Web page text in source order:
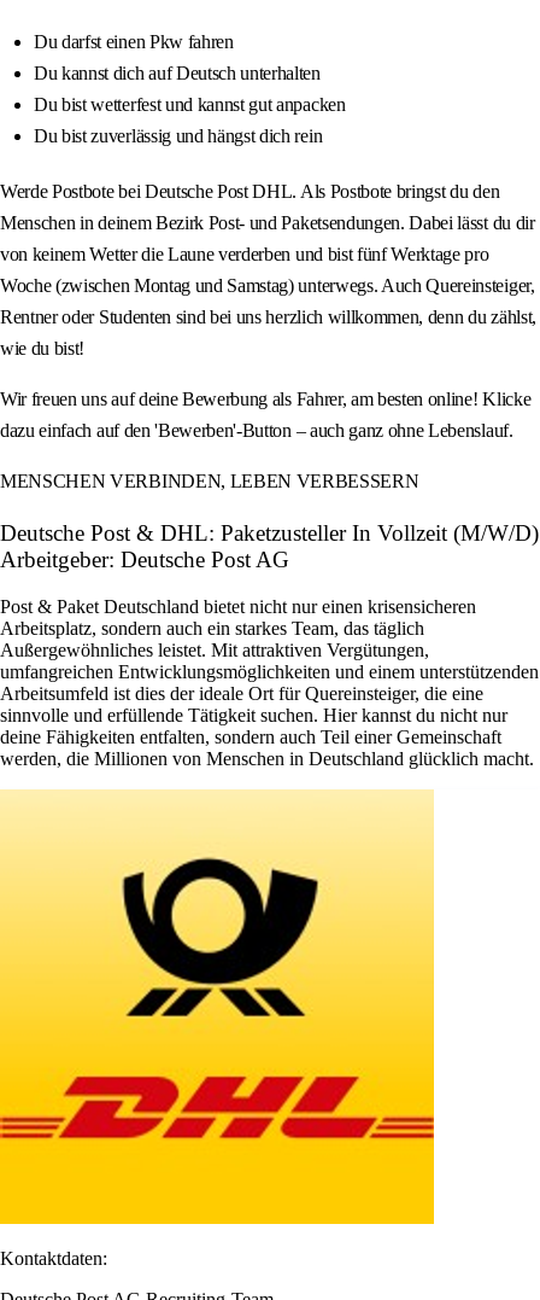
Du darfst einen Pkw fahren
Du kannst dich auf Deutsch unterhalten
Du bist wetterfest und kannst gut anpacken
Du bist zuverlässig und hängst dich rein
Werde Postbote bei Deutsche Post DHL. Als Postbote bringst du den
Menschen in deinem Bezirk Post- und Paketsendungen. Dabei lässt du dir
von keinem Wetter die Laune verderben und bist fünf Werktage pro
Woche (zwischen Montag und Samstag) unterwegs. Auch Quereinsteiger,
Rentner oder Studenten sind bei uns herzlich willkommen, denn du zählst,
wie du bist!
Wir freuen uns auf deine Bewerbung als Fahrer, am besten online! Klicke
dazu einfach auf den 'Bewerben'-Button – auch ganz ohne Lebenslauf.
MENSCHEN VERBINDEN, LEBEN VERBESSERN
Deutsche Post & DHL: Paketzusteller In Vollzeit (M/W/D)
Arbeitgeber: Deutsche Post AG
Post & Paket Deutschland bietet nicht nur einen krisensicheren
Arbeitsplatz, sondern auch ein starkes Team, das täglich
Außergewöhnliches leistet. Mit attraktiven Vergütungen,
umfangreichen Entwicklungsmöglichkeiten und einem unterstützenden
Arbeitsumfeld ist dies der ideale Ort für Quereinsteiger, die eine
sinnvolle und erfüllende Tätigkeit suchen. Hier kannst du nicht nur
deine Fähigkeiten entfalten, sondern auch Teil einer Gemeinschaft
werden, die Millionen von Menschen in Deutschland glücklich macht.
Kontaktdaten: